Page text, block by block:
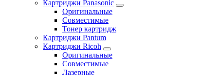
Картриджи Panasonic
Оригинальные
Совместимые
Тонер картридж
Картриджи Pantum
Картриджи Ricoh
Оригинальные
Совместимые
Лазерные